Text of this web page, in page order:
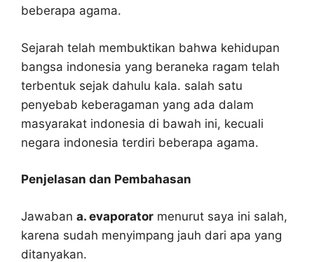
beberapa agama.
Sejarah telah membuktikan bahwa kehidupan
bangsa indonesia yang beraneka ragam telah
terbentuk sejak dahulu kala. salah satu
penyebab keberagaman yang ada dalam
masyarakat indonesia di bawah ini, kecuali
negara indonesia terdiri beberapa agama.
Penjelasan dan Pembahasan
Jawaban a. evaporator menurut saya ini salah,
karena sudah menyimpang jauh dari apa yang
ditanyakan.